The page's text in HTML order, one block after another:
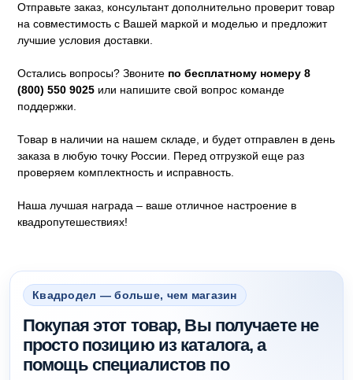
Отправьте заказ, консультант дополнительно проверит товар
на совместимость с Вашей маркой и моделью и предложит
лучшие условия доставки.
Остались вопросы? Звоните по бесплатному номеру 8
(800) 550 9025 или напишите свой вопрос команде
поддержки.
Товар в наличии на нашем складе, и будет отправлен в день
заказа в любую точку России. Перед отгрузкой еще раз
проверяем комплектность и исправность.
Наша лучшая награда – ваше отличное настроение в
квадропутешествиях!
Квадродел — больше, чем магазин
Покупая этот товар, Вы получаете не
просто позицию из каталога, а
помощь специалистов по